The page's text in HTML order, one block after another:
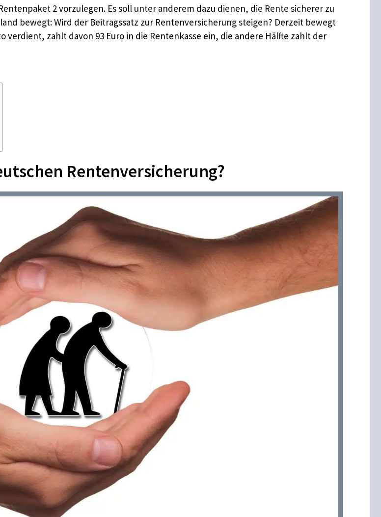
2 vorzulegen. Es soll unter anderem dazu dienen, die Rente sicherer zu
bewegt: Wird der Beitragssatz zur Rentenversicherung steigen? Derzeit bewegt
verdient, zahlt davon 93 Euro in die Rentenkasse ein, die andere Hälfte zahlt der
Rentenversicherung?